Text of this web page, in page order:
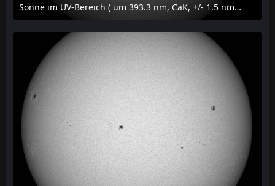
Sonne im UV-Bereich ( um 393.3 nm, CaK, +/- 1.5 nm) am 29. Juli 2026 um 09:50 MESZ
31. Juli 2026 um 20:03